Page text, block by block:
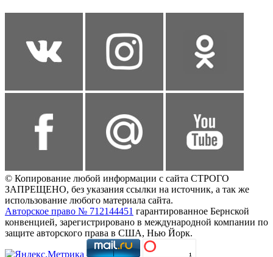
© Копирование любой информации с сайта СТРОГО
ЗАПРЕЩЕНО, без указания ссылки на источник, а так же
использование любого материала сайта.
Авторское право № 712144451 гарантированное Бернской
конвенцией, зарегистрировано в международной компании по
защите авторского права в США, Нью Йорк.